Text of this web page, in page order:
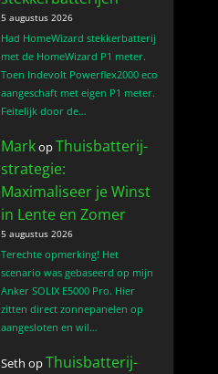
5 augustus 2026
Had HomeWizard stekkerbatterij
met de HomeWizard P1 meter.
Toen Indevolt Powerflex2000 eco
aangeschaft met eigen P1 meter.
Feitelijk door de…
MarkopThuisbatterij-
strategie:
Maximaliseer je Winst
in Lente en Zomer
5 augustus 2026
Terechte opmerking! Het
scenario was gebaseerd op mijn
Anker SOLIX E5000 Pro. Hier
zitten direct zonnepanelen op
aangesloten en wil…
Seth opThuisbatterij-